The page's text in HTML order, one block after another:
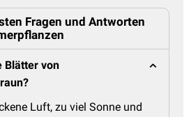
Fragen und Antworten
Blätter von
Luft, zu viel Sonne und